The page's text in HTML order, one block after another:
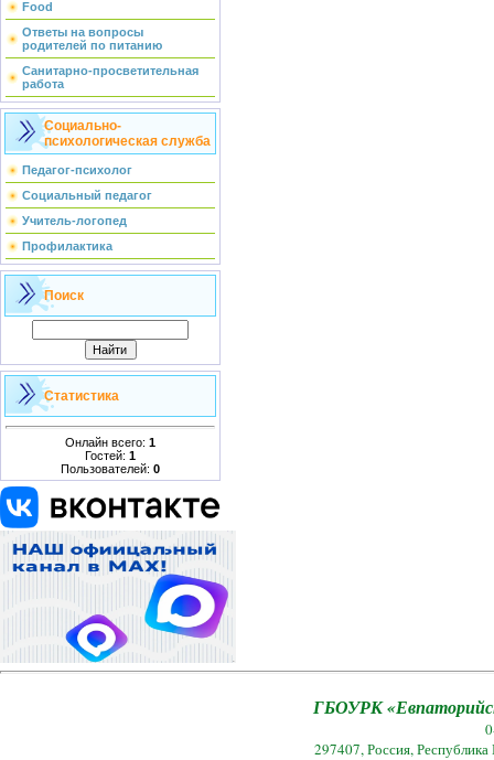
Food
Ответы на вопросы
родителей по питанию
Санитарно-просветительная
работа
Социально-
психологическая служба
Педагог-психолог
Социальный педагог
Учитель-логопед
Профилактика
Поиск
Статистика
Онлайн всего: 1
Гостей: 1
Пользователей: 0
ГБОУРК
297407, Россия,